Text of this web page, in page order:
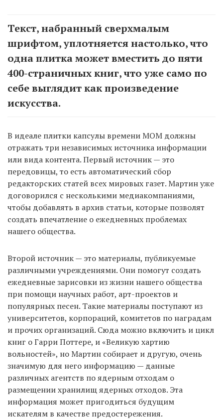
Текст, набранный сверхмалым
шрифтом, уплотняется настолько, что
одна плитка может вместить до пяти
400-страничных книг, что уже само по
себе выглядит как произведение
искусства.
В идеале плитки капсулы времени MOM должны
отражать три независимых источника информации
или вида контента. Первый источник — это
передовицы, то есть автоматический сбор
редакторских статей всех мировых газет. Мартин уже
договорился с несколькими медиакомпаниями,
чтобы добавлять в архив статьи, которые позволят
создать впечатление о ежедневных проблемах
нашего общества.
Второй источник — это материалы, публикуемые
различными учреждениями. Они помогут создать
ежедневные зарисовки из жизни нашего общества
при помощи научных работ, арт-проектов и
популярных песен. Такие материалы поступают из
университетов, корпораций, комитетов по наградам
и прочих организаций. Сюда можно включить и цикл
книг о Гарри Поттере, и «Великую хартию
вольностей», но Мартин собирает и другую, очень
значимую для него информацию — данные
различных агентств по ядерным отходам о
размещении хранилищ ядерных отходов. Эта
информация может пригодиться будущим
искателям в качестве предостережения.